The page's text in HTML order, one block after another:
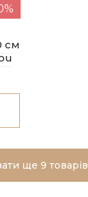
см
ще 9 товарів